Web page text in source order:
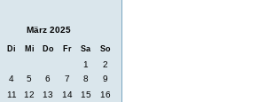
März 2025
Di Mi Do Fr Sa So
1
2
4 5 6 7 8
9
11 12 13 14 15
16